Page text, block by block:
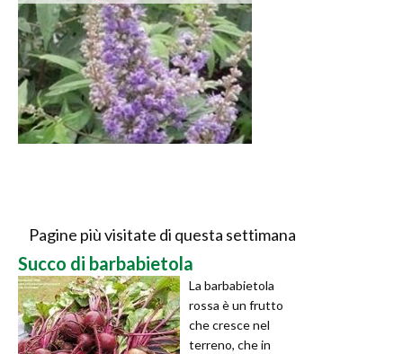
Pagine più visitate di questa settimana
Succo di barbabietola
La barbabietola
rossa è un frutto
che cresce nel
terreno, che in